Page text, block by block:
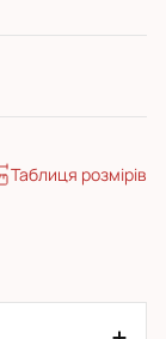
Таблиця розмірів